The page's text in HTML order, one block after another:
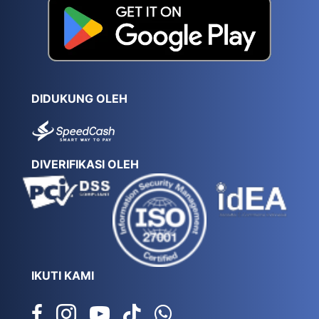
DIDUKUNG OLEH
DIVERIFIKASI OLEH
IKUTI KAMI